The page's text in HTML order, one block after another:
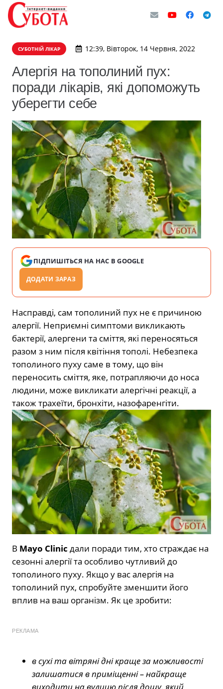
СУБОТНІЙ ЛІКАР 12:39, Вівторок, 14 Червня, 2022
Алергія на тополиний пух:
поради лікарів, які допоможуть
уберегти себе
ПІДПИШІТЬСЯ НА НАС В GOOGLE
ДОДАТИ ЗАРАЗ
Насправді, сам тополиний пух не є причиною
алергії. Неприємні симптоми викликають
бактерії, алергени та сміття, які переносяться
разом з ним після квітіння тополі. Небезпека
тополиного пуху саме в тому, що він
переносить сміття, яке, потрапляючи до носа
людини, може викликати алергічні реакції, а
також трахеїти, бронхіти, назофаренгіти.
В Mayo Clinic дали поради тим, хто страждає на
сезонні алергії та особливо чутливий до
тополиного пуху. Якщо у вас алергія на
тополиний пух, спробуйте зменшити його
вплив на ваш організм. Як це зробити:
РЕКЛАМА
в сухі та вітряні дні краще за можливості
залишатися в приміщенні – найкраще